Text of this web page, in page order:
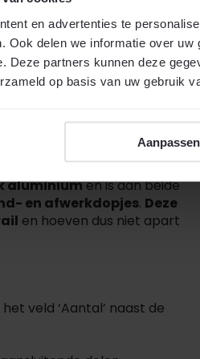
en advertenties te
Ook delen we informatie over
Deze partners kunnen deze
op basis van uw gebruik
Aanpassen
Liso® ontwikkelde en
kettinggordijnen. Deze
nette afwerking en
is de Luxe Liso® P78 rail
aluminiumen is aan beide
en afwerkdopjes. Deze
en hoeven dus niet apart
het veld ‘Aantal’ naast de